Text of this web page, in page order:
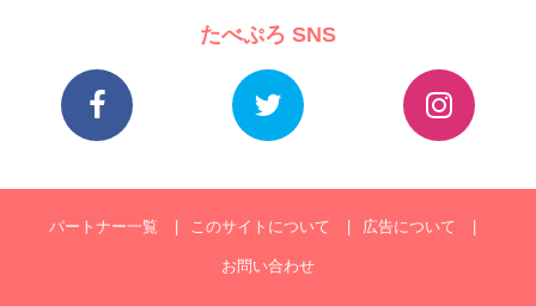
たべぷろ SNS
パートナー一覧 このサイトについて 広告について
お問い合わせ